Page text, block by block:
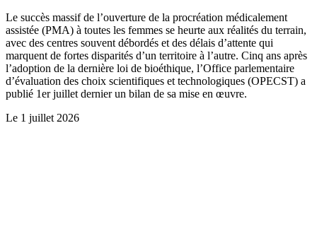
Le succès massif de l’ouverture de la procréation médicalement
assistée (PMA) à toutes les femmes se heurte aux réalités du terrain,
avec des centres souvent débordés et des délais d’attente qui
marquent de fortes disparités d’un territoire à l’autre. Cinq ans après
l’adoption de la dernière loi de bioéthique, l’Office parlementaire
d’évaluation des choix scientifiques et technologiques (OPECST) a
publié 1er juillet dernier un bilan de sa mise en œuvre.
Le 1 juillet 2026